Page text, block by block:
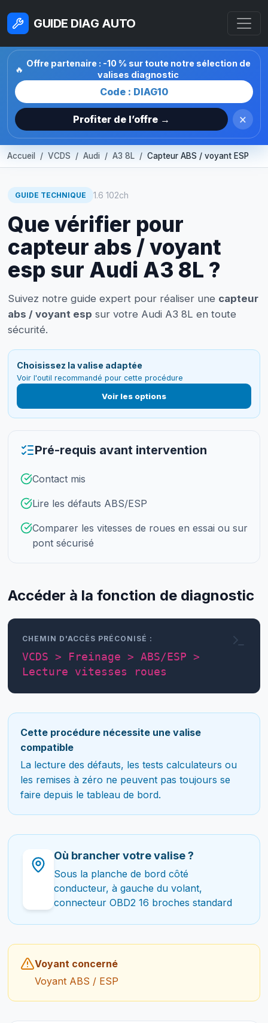
GUIDE DIAG AUTO
🔥
Offre partenaire : -10 % sur toute notre sélection de
valises diagnostic
Code : DIAG10
Profiter de l’offre → ×
Accueil VCDS Audi A3 8L Capteur ABS / voyant ESP
GUIDE TECHNIQUE 1.6 102ch
Que vérifier pour
capteur abs / voyant
esp sur Audi A3 8L ?
Suivez notre guide expert pour réaliser une capteur
abs / voyant esp sur votre Audi A3 8L en toute
sécurité.
Choisissez la valise adaptée
Voir l'outil recommandé pour cette procédure
Voir les options
Pré-requis avant intervention
Contact mis
Lire les défauts ABS/ESP
Comparer les vitesses de roues en essai ou sur
pont sécurisé
Accéder à la fonction de diagnostic
CHEMIN D'ACCÈS PRÉCONISÉ :
VCDS > Freinage > ABS/ESP >
Lecture vitesses roues
Cette procédure nécessite une valise
compatible
La lecture des défauts, les tests calculateurs ou
les remises à zéro ne peuvent pas toujours se
faire depuis le tableau de bord.
Où brancher votre valise ?
Sous la planche de bord côté
conducteur, à gauche du volant,
connecteur OBD2 16 broches standard
Voyant concerné
Voyant ABS / ESP